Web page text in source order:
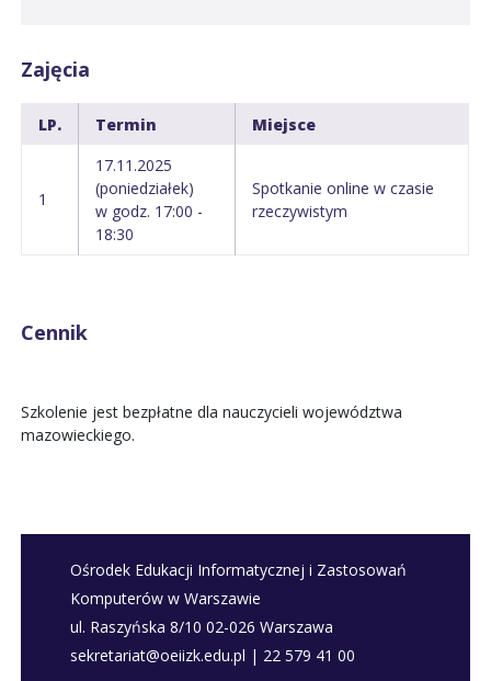
Zajęcia
LP. Termin Miejsce
1
17.11.2025
(poniedziałek)
w godz. 17:00 -
18:30
Spotkanie online w czasie
rzeczywistym
Cennik
Szkolenie jest bezpłatne dla nauczycieli województwa
mazowieckiego.
Ośrodek Edukacji Informatycznej i Zastosowań
Komputerów w Warszawie
ul. Raszyńska 8/10 02-026 Warszawa
sekretariat@oeiizk.edu.pl | 22 579 41 00